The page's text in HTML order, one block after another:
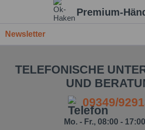
Premium-
Newsletter
TELEFONISCHE
UND
09349/
Mo. - Fr., 08:00 -